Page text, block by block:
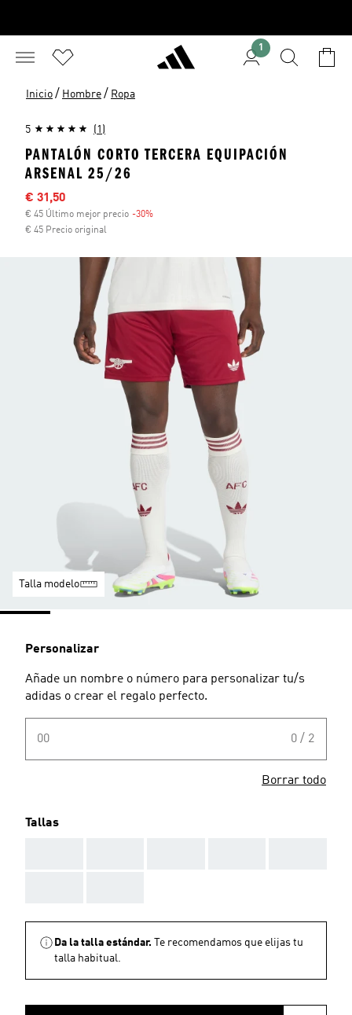
1
Inicio / Hombre / Ropa
5 (1)
PANTALÓN CORTO TERCERA EQUIPACIÓN
ARSENAL 25/26
Precio rebajado
€ 31,50
€ 45 Último mejor precio -30%
€ 45 Precio original
Talla modelo
Personalizar
Añade un nombre o número para personalizar tu/s
adidas o crear el regalo perfecto.
00 0 / 2
Borrar todo
Tallas
Da la talla estándar.
Te recomendamos que elijas tu
talla habitual.